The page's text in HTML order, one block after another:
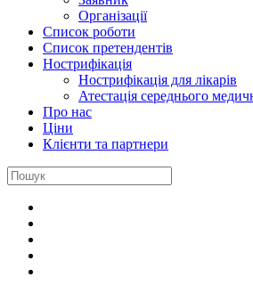
Oрганізації
Cписок роботи
Cписок претендентів
Нострифікація
Нострифікація для лікарів
Атестація середнього
Про нас
Ціни
Клієнти та партнери